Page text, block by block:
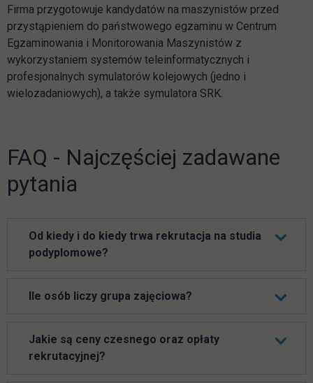
Firma przygotowuje kandydatów na maszynistów przed
przystąpieniem do państwowego egzaminu w Centrum
Egzaminowania i Monitorowania Maszynistów z
wykorzystaniem systemów teleinformatycznych i
profesjonalnych symulatorów kolejowych (jedno i
wielozadaniowych), a także symulatora SRK.
FAQ - Najczęściej zadawane
pytania
Od kiedy i do kiedy trwa rekrutacja na studia
podyplomowe?
Ile osób liczy grupa zajęciowa?
Jakie są ceny czesnego oraz opłaty
rekrutacyjnej?